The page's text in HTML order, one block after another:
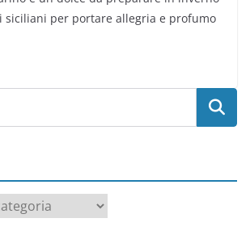
siciliani per portare allegria e profumo